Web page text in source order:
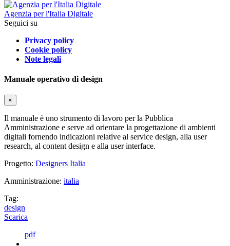
Agenzia per l'Italia Digitale
Seguici su
Privacy policy
Cookie policy
Note legali
Manuale operativo di design
×
Il manuale è uno strumento di lavoro per la Pubblica
Amministrazione e serve ad orientare la progettazione di ambienti
digitali fornendo indicazioni relative al service design, alla user
research, al content design e alla user interface.
Progetto: Designers Italia
Amministrazione: italia
Tag:
design
Scarica
pdf